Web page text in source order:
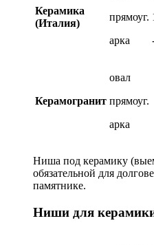
Керамика
(Италия)
прямоуг.
арка
Керамогранит
овал
прямоуг.
арка
Ниша под керамику
обязательной для
памятнике.
Ниши для